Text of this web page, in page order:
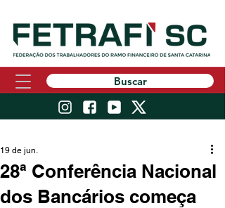
Buscar
28ª Conferência Nacional
dos Bancários começa
19 de jun.